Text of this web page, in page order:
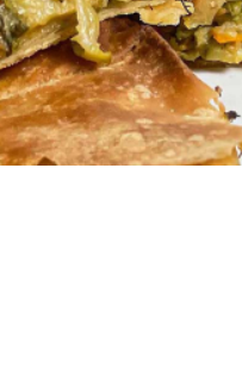
10 μερίδες 30 λεπτά